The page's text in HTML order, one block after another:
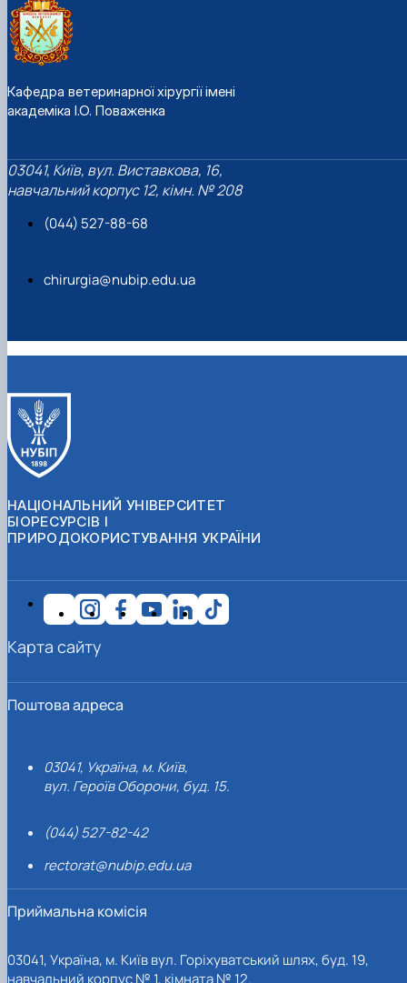
Кафедра ветеринарної хірургії імені
академіка І.О. Поваженка
03041, Київ, вул. Виставкова, 16,
навчальний корпус 12, кімн. № 208
(044) 527-88-68
chirurgia@nubip.edu.ua
НАЦІОНАЛЬНИЙ УНІВЕРСИТЕТ
БІОРЕСУРСІВ І
ПРИРОДОКОРИСТУВАННЯ УКРАЇНИ
Поштова адреса
03041, Україна, м. Київ,
вул. Героїв Оборони, буд. 15.
(044) 527-82-42
rectorat@nubip.edu.ua
Приймальна комісія
03041, Україна, м. Київ вул. Горіхуватський шлях, буд. 19,
навчальний корпус № 1, кімната № 12.
Карта сайту